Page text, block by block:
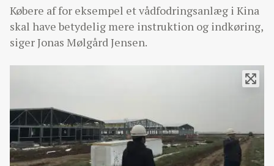
Købere af for eksempel et vådfodringsanlæg i Kina
skal have betydelig mere instruktion og indkøring,
siger Jonas Mølgård Jensen.